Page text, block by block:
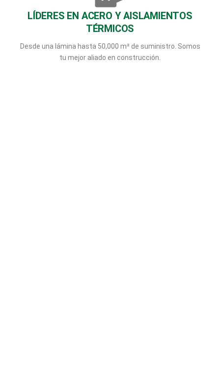
LÍDERES EN ACERO Y AISLAMIENTOS
TÉRMICOS
Desde una lámina hasta 50,000 m² de suministro. Somos
tu mejor aliado en construcción.